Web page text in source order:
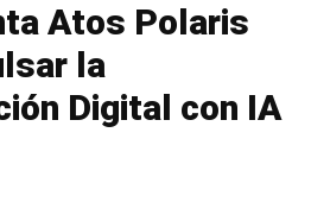
Atos Polaris
la
Digital con IA